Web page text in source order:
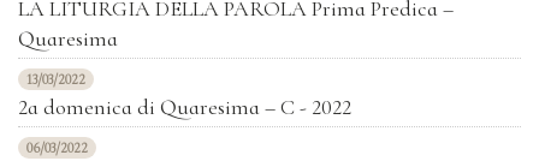
LA LITURGIA DELLA PAROLA Prima Predica –
Quaresima
13/03/2022
2a domenica di Quaresima – C - 2022
06/03/2022